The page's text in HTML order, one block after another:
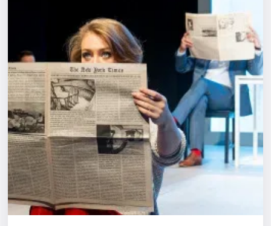
Спорт
События
Города
Площадки
Артисты